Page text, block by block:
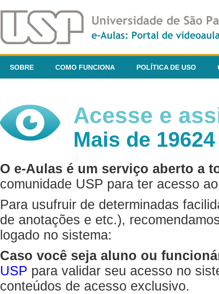
SOBRE COMO FUNCIONA POLÍTICA DE USO
Acesse e
Mais de
O e-Aulas é um serviço aberto a
comunidade USP para ter acesso
Para usufruir de determinadas
de anotações e etc.),
logado no sistema:
Caso você seja aluno ou
USP para validar seu acesso no
conteúdos de acesso exclusivo.